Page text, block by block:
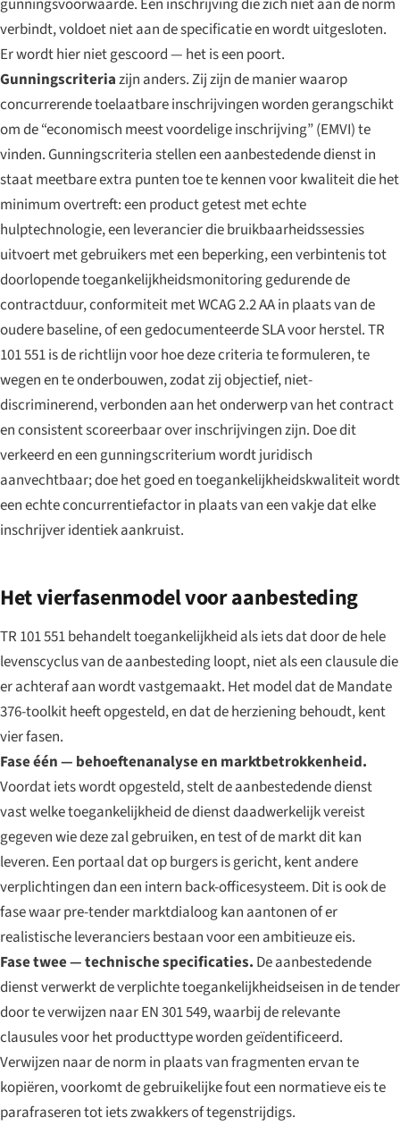
gunningsvoorwaarde. Een inschrijving die zich niet aan de norm
verbindt, voldoet niet aan de specificatie en wordt uitgesloten.
Er wordt hier niet gescoord — het is een poort.
Gunningscriteriazijn anders. Zij zijn de manier waarop
concurrerende toelaatbare inschrijvingen worden gerangschikt
om de “economisch meest voordelige inschrijving” (EMVI) te
vinden. Gunningscriteria stellen een aanbestedende dienst in
staat meetbare extra punten toe te kennen voor kwaliteit die het
minimum overtreft: een product getest met echte
hulptechnologie, een leverancier die bruikbaarheidssessies
uitvoert met gebruikers met een beperking, een verbintenis tot
doorlopende toegankelijkheidsmonitoring gedurende de
contractduur, conformiteit met WCAG 2.2 AA in plaats van de
oudere baseline, of een gedocumenteerde SLA voor herstel. TR
101 551 is de richtlijn voor hoe deze criteria te formuleren, te
wegen en te onderbouwen, zodat zij objectief, niet-
discriminerend, verbonden aan het onderwerp van het contract
en consistent scoreerbaar over inschrijvingen zijn. Doe dit
verkeerd en een gunningscriterium wordt juridisch
aanvechtbaar; doe het goed en toegankelijkheidskwaliteit wordt
een echte concurrentiefactor in plaats van een vakje dat elke
inschrijver identiek aankruist.
Het vierfasenmodel voor aanbesteding
TR 101 551 behandelt toegankelijkheid als iets dat door de hele
levenscyclus van de aanbesteding loopt, niet als een clausule die
er achteraf aan wordt vastgemaakt. Het model dat de Mandate
376-toolkit heeft opgesteld, en dat de herziening behoudt, kent
vier fasen.
Fase één — behoeftenanalyse en marktbetrokkenheid.
Voordat iets wordt opgesteld, stelt de aanbestedende dienst
vast welke toegankelijkheid de dienst daadwerkelijk vereist
gegeven wie deze zal gebruiken, en test of de markt dit kan
leveren. Een portaal dat op burgers is gericht, kent andere
verplichtingen dan een intern back-officesysteem. Dit is ook de
fase waar pre-tender marktdialoog kan aantonen of er
realistische leveranciers bestaan voor een ambitieuze eis.
Fase twee — technische specificaties. De aanbestedende
dienst verwerkt de verplichte toegankelijkheidseisen in de tender
door te verwijzen naar EN 301 549, waarbij de relevante
clausules voor het producttype worden geïdentificeerd.
Verwijzen naar de norm in plaats van fragmenten ervan te
kopiëren, voorkomt de gebruikelijke fout een normatieve eis te
parafraseren tot iets zwakkers of tegenstrijdigs.